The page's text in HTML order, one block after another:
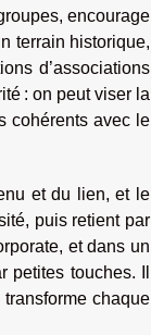
encourage
terrain historique,
d’associations
: on peut viser la
cohérents avec le
et du lien, et le
puis retient par
et dans un
touches. Il
chaque